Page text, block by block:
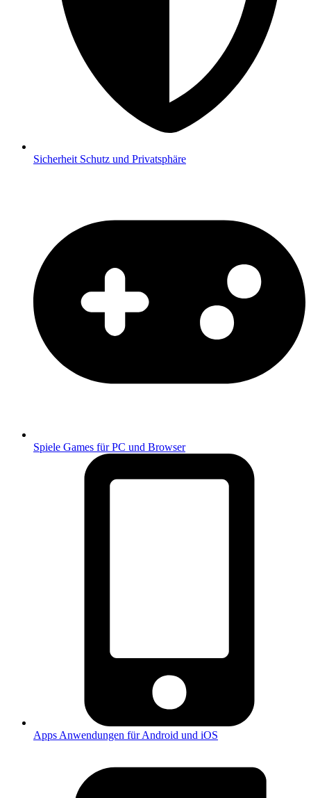
Sicherheit Schutz und Privatsphäre
Spiele Games für PC und Browser
Apps Anwendungen für Android und iOS